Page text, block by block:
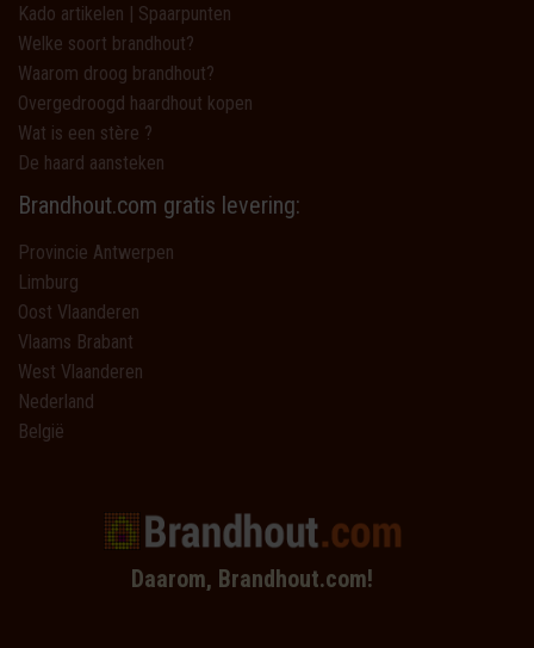
Kado artikelen | Spaarpunten
Welke soort brandhout?
Waarom droog brandhout?
Overgedroogd haardhout kopen
Wat is een stère ?
De haard aansteken
Brandhout.com gratis levering:
Provincie Antwerpen
Limburg
Oost Vlaanderen
Vlaams Brabant
West Vlaanderen
Nederland
België
Daarom, Brandhout.com!